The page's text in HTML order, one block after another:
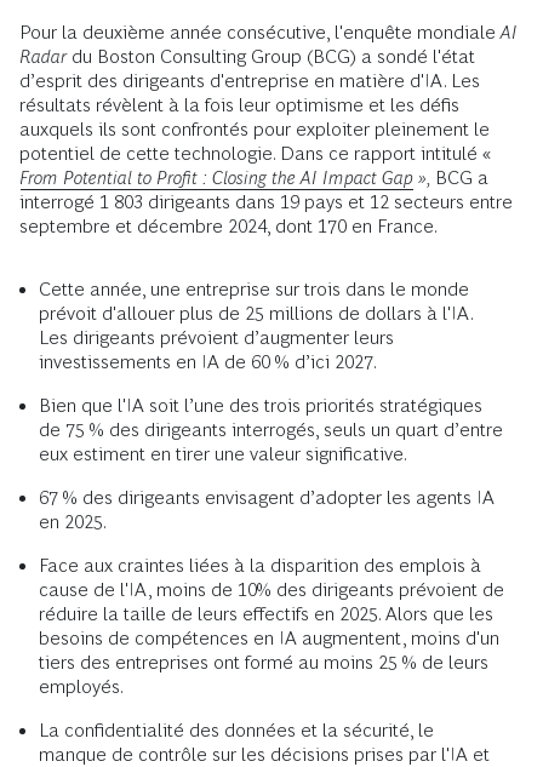
Pour la deuxième année consécutive, l'enquête mondialeAI
Radar du Boston Consulting Group (BCG) a sondé l'état
d’esprit des dirigeants d'entreprise en matière d'IA. Les
résultats révèlent à la fois leur optimisme et les défis
auxquels ils sont confrontés pour exploiter pleinement le
potentiel de cette technologie. Dans ce rapport intitulé «
From Potential to Profit : Closing the AI Impact Gap », BCG a
interrogé 1 803 dirigeants dans 19 pays et 12 secteurs entre
septembre et décembre 2024, dont 170 en France.
Cette année, une entreprise sur trois dans le monde
prévoit d'allouer plus de 25 millions de dollars à l'IA.
Les dirigeants prévoient d’augmenter leurs
investissements en IA de 60 % d’ici 2027.
Bien que l'IA soit l’une des trois priorités stratégiques
de 75 % des dirigeants interrogés, seuls un quart d’entre
eux estiment en tirer une valeur significative.
67 % des dirigeants envisagent d’adopter les agents IA
en 2025.
Face aux craintes liées à la disparition des emplois à
cause de l'IA, moins de 10% des dirigeants prévoient de
réduire la taille de leurs effectifs en 2025. Alors que les
besoins de compétences en IA augmentent, moins d'un
tiers des entreprises ont formé au moins 25 % de leurs
employés.
La confidentialité des données et la sécurité, le
manque de contrôle sur les décisions prises par l'IA et